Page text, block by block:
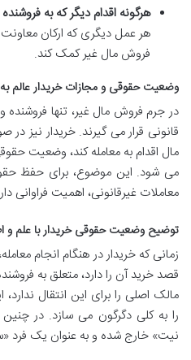
هرگونه اقدام دیگر که به
هر عمل دیگری که ارکان
فروش مال غیر کمک کند.
وضعیت حقوقی و مجازات خریدار عالم
در جرم فروش مال غیر، تنها فروشنده
قانونی قرار می گیرند. خریدار نیز در
مال اقدام به معامله کند، وضعیت
می شود. این موضوع، برای حفظ
معاملات غیرقانونی، اهمیت فراوانی
توضیح وضعیت حقوقی خریدار با علم و
زمانی که خریدار در هنگام انجام
قصد خرید آن را دارد، متعلق به
مالک اصلی را برای این انتقال
را به کلی دگرگون می سازد. در
نیت» خارج شده و به عنوان یک فرد